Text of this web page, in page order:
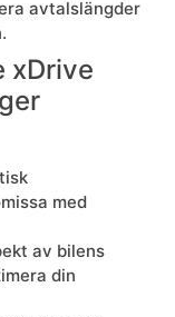
avtalslängder
xDrive
med
av bilens
din